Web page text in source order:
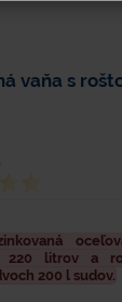
vaňa s
220 litrov a
200 l sudov.